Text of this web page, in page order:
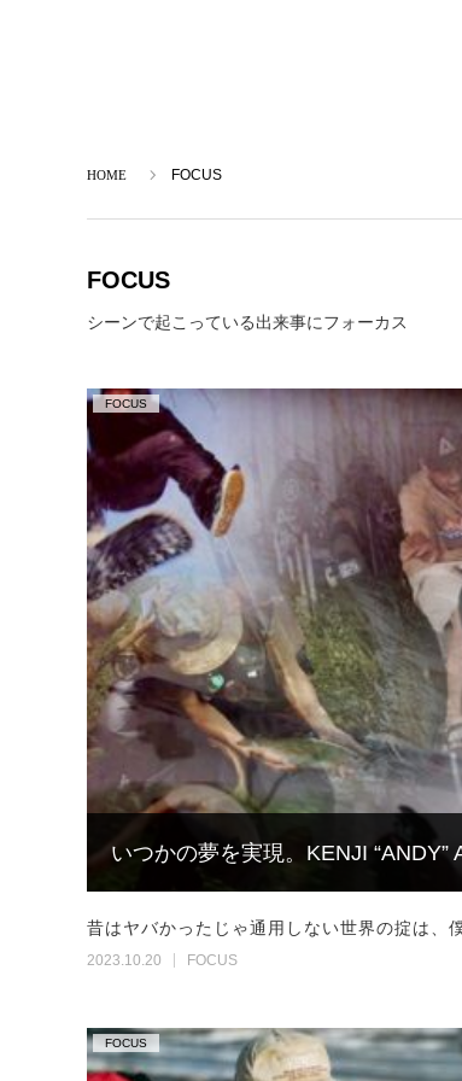
ホームFOCUS
FOCUS
シーンで起こっている出来事にフォーカス
FOCUS
いつかの夢を実現。KENJI “ANDY”
昔はヤバかったじゃ通用しない世界の掟は
2023.10.20 FOCUS
FOCUS